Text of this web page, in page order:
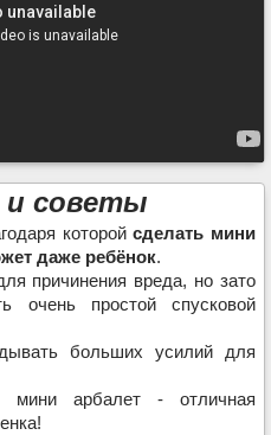
советы
которойсделать мини
даже ребёнок.
причинения вреда, но зато
очень простой спусковой
больших усилий для
мини арбалет - отличная